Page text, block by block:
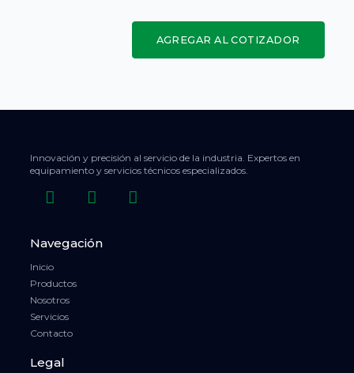
AGREGAR AL COTIZADOR
Innovación y precisión al servicio de la industria. Expertos en
equipamiento y servicios técnicos especializados.
Navegación
Inicio
Productos
Nosotros
Servicios
Contacto
Legal